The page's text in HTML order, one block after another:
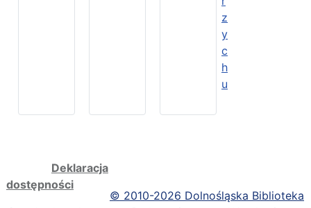
z
y
c
h
u
Deklaracja
dostępności
© 2010-2026 Dolnośląska Biblioteka